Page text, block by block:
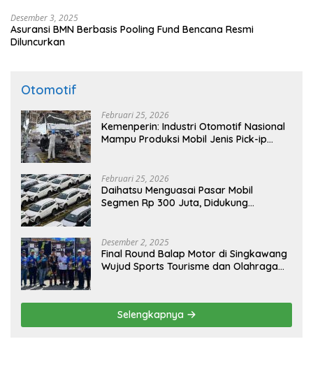
Desember 3, 2025
Asuransi BMN Berbasis Pooling Fund Bencana Resmi
Diluncurkan
Otomotif
Februari 25, 2026
Kemenperin: Industri Otomotif Nasional
Mampu Produksi Mobil Jenis Pick-ip
Februari 25, 2026
Daihatsu Menguasai Pasar Mobil
Segmen Rp 300 Juta, Didukung
Desember 2, 2025
Final Round Balap Motor di Singkawang
Wujud Sports Tourisme dan Olahraga
Selengkapnya